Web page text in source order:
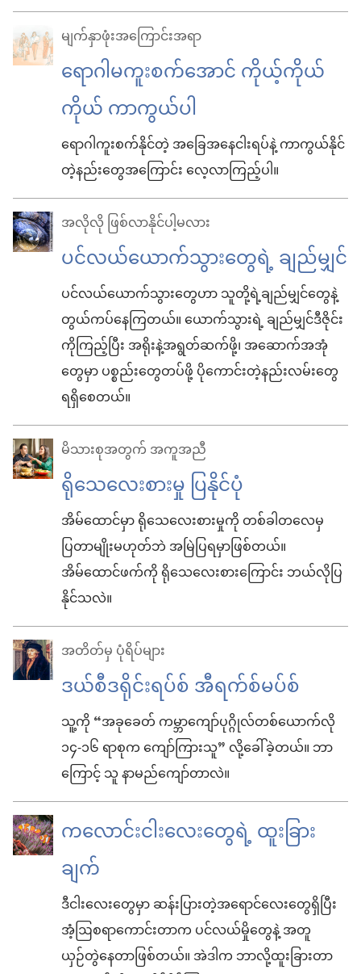
မျက်နှာဖုံး​အကြောင်းအရာ
ရောဂါမကူးစက်အောင် ကိုယ့်ကိုယ်
ကိုယ် ကာကွယ်ပါ
ရောဂါကူးစက်နိုင်တဲ့ အခြေအနေငါးရပ်နဲ့ ကာကွယ်နိုင်
တဲ့နည်းတွေအကြောင်း လေ့လာကြည့်ပါ။
အလိုလို ဖြစ်လာနိုင်ပါ့မလား
ပင်လယ်ယောက်သွားတွေရဲ့ ချည်မျှင်
ပင်လယ်ယောက်သွားတွေဟာ သူတို့ရဲ့ချည်မျှင်တွေနဲ့
တွယ်ကပ်နေကြတယ်။ ယောက်သွားရဲ့ ချည်မျှင်ဒီဇိုင်း
ကိုကြည့်ပြီး အရိုးနဲ့အရွတ်ဆက်ဖို့၊ အဆောက်အအုံ
တွေမှာ ပစ္စည်းတွေတပ်ဖို့ ပိုကောင်းတဲ့နည်းလမ်းတွေ
ရရှိစေတယ်။
မိသားစုအတွက် အကူအညီ
ရိုသေလေးစားမှု ပြနိုင်ပုံ
အိမ်ထောင်မှာ ရိုသေလေးစားမှုကို တစ်ခါတလေမှ
ပြတာမျိုးမဟုတ်ဘဲ အမြဲပြရမှာဖြစ်တယ်။
အိမ်ထောင်ဖက်ကို ရိုသေလေးစားကြောင်း ဘယ်လိုပြ
နိုင်သလဲ။
အတိတ်မှ ပုံရိပ်များ
ဒယ်စီဒရိုင်းရပ်စ် အီရက်စ်မပ်စ်
သူ့ကို “အခုခေတ် ကမ္ဘာကျော်ပုဂ္ဂိုလ်တစ်ယောက်လို
၁၄-၁၆ ရာစုက ကျော်ကြားသူ” လို့ခေါ်ခဲ့တယ်။ ဘာ
ကြောင့် သူ နာမည်ကျော်တာလဲ။
ကလောင်းငါးလေးတွေရဲ့ ထူးခြား
ချက်
ဒီငါးလေးတွေမှာ ဆန်းပြားတဲ့အရောင်လေးတွေရှိပြီး
အံ့ဩစရာကောင်းတာက ပင်လယ်မှိုတွေနဲ့ အတူ
ယှဉ်တွဲနေတာဖြစ်တယ်။ အဲဒါက ဘာလို့ထူးခြားတာ